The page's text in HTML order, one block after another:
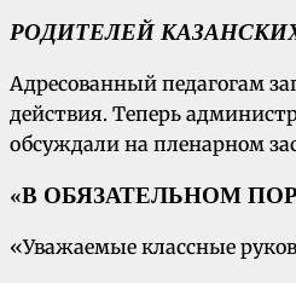
РОДИТЕЛЕЙ
Адресованный педагогам
действия. Теперь
обсуждали на пленарном
«В ОБЯЗАТЕЛЬНОМ
«Уважаемые классные